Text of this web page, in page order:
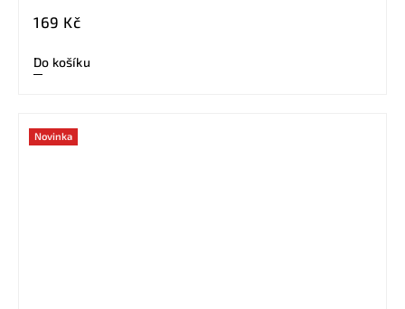
169 Kč
Do košíku
Novinka